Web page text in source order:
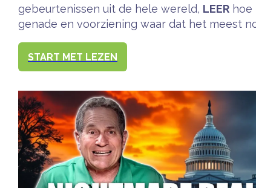
gebeurtenissen uit de hele wereld, LEER
genade en voorziening waar dat het meest
START MET LEZEN